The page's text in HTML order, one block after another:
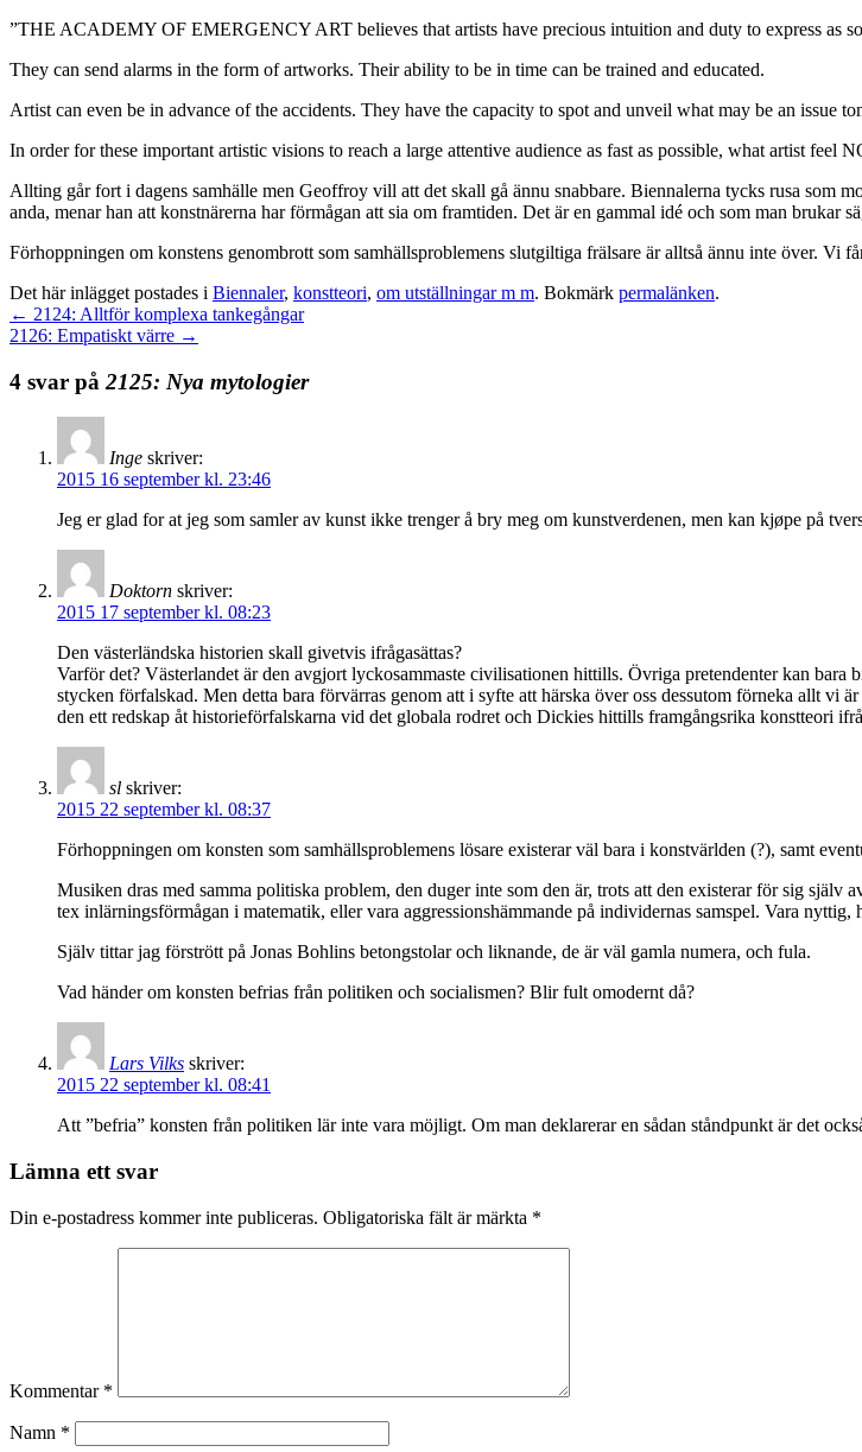
”THE ACADEMY OF EMERGENCY ART believes that artists have precious intuition and duty to express as
They can send alarms in the form of artworks. Their ability to be in time can be trained and educated.
Artist can even be in advance of the accidents. They have the capacity to spot and unveil what may be an issue
In order for these important artistic visions to reach a large attentive audience as fast as possible, what artist feel
Allting går fort i dagens samhälle men Geoffroy vill att det skall gå ännu snabbare. Biennalerna tycks rusa som
anda, menar han att konstnärerna har förmågan att sia om framtiden. Det är en gammal idé och som man brukar
Förhoppningen om konstens genombrott som samhällsproblemens slutgiltiga frälsare är alltså ännu inte över. Vi
Det här inlägget postades i Biennaler, konstteori, om utställningar m m. Bokmärk permalänken.
← 2124: Alltför komplexa tankegångar
2126: Empatiskt värre →
4 svar på 2125: Nya mytologier
Inge skriver:
2015 16 september kl. 23:46
Jeg er glad for at jeg som samler av kunst ikke trenger å bry meg om kunstverdenen, men kan kjøpe på
Doktorn skriver:
2015 17 september kl. 08:23
Den västerländska historien skall givetvis ifrågasättas?
Varför det? Västerlandet är den avgjort lyckosammaste civilisationen hittills. Övriga pretendenter kan
stycken förfalskad. Men detta bara förvärras genom att i syfte att härska över oss dessutom förneka allt vi
den ett redskap åt historieförfalskarna vid det globala rodret och Dickies hittills framgångsrika konstteori
sl skriver:
2015 22 september kl. 08:37
Förhoppningen om konsten som samhällsproblemens lösare existerar väl bara i konstvärlden (?), samt
Musiken dras med samma politiska problem, den duger inte som den är, trots att den existerar för sig
tex inlärningsförmågan i matematik, eller vara aggressionshämmande på individernas samspel. Vara nyttig,
Själv tittar jag förstrött på Jonas Bohlins betongstolar och liknande, de är väl gamla numera, och fula.
Vad händer om konsten befrias från politiken och socialismen? Blir fult omodernt då?
Lars Vilks skriver:
2015 22 september kl. 08:41
Att ”befria” konsten från politiken lär inte vara möjligt. Om man deklarerar en sådan ståndpunkt är det
Lämna ett svar
Din e-postadress kommer inte publiceras. Obligatoriska fält är märkta *
Kommentar *
Namn *